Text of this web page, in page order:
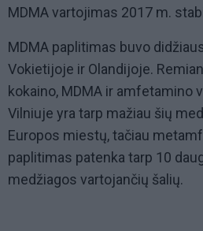
MDMA vartojimas 2017 m.
MDMA paplitimas buvo
Vokietijoje ir Olandijoje.
kokaino, MDMA ir amfetamino
Vilniuje yra tarp mažiau šių
Europos miestų, tačiau
paplitimas patenka tarp 10
medžiagos vartojančių šalių.